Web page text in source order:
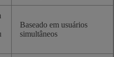
Baseado em usuários
simultâneos